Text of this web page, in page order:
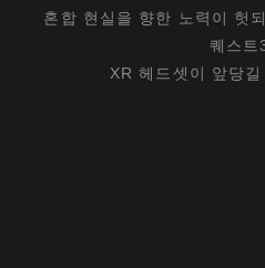
혼합 현실을 향한 노력이 헛
퀘스트
XR 헤드셋이 앞당